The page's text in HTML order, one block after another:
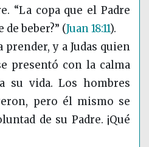
“La copa que el Padre
de beber?” (Juan 18:11).
prender, y a Judas quien
presentó con la calma
su vida. Los hombres
pero él mismo se
de su Padre. ¡Qué